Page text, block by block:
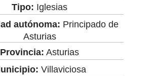
Tipo: Iglesias
autónoma: Principado de
Asturias
Provincia: Asturias
Villaviciosa